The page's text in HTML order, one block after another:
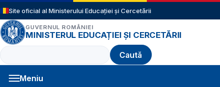
Sari la conținutul principal
Site oficial al Ministerului Educației și Cercetării
GUVERNUL ROMÂNIEI
MINISTERUL EDUCAȚIEI ȘI CERCETĂRII
Caută
Meniu